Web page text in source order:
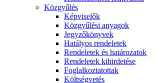
Közgyűlés
Képviselők
Közgyűlési anyagok
Jegyzőkönyvek
Hatályos rendeletek
Rendeletek és határozatok
Rendeletek kihirdetése
Foglalkoztatottak
Költségvetés